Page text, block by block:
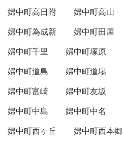
婦中町高日附
婦中町高山
婦中町為成新
婦中町田屋
婦中町千里
婦中町塚原
婦中町道島
婦中町道場
婦中町富崎
婦中町友坂
婦中町中島
婦中町中名
婦中町西ヶ丘
婦中町西本郷